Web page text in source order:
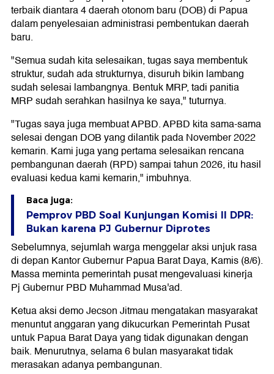
terbaik diantara 4 daerah otonom baru (DOB) di Papua
dalam penyelesaian administrasi pembentukan daerah
baru.
"Semua sudah kita selesaikan, tugas saya membentuk
struktur, sudah ada strukturnya, disuruh bikin lambang
sudah selesai lambangnya. Bentuk MRP, tadi panitia
MRP sudah serahkan hasilnya ke saya," tuturnya.
"Tugas saya juga membuat APBD. APBD kita sama-sama
selesai dengan DOB yang dilantik pada November 2022
kemarin. Kami juga yang pertama selesaikan rencana
pembangunan daerah (RPD) sampai tahun 2026, itu hasil
evaluasi kedua kami kemarin," imbuhnya.
Baca juga:
Pemprov PBD Soal Kunjungan Komisi II DPR:
Bukan karena PJ Gubernur Diprotes
Sebelumnya, sejumlah warga menggelar aksi unjuk rasa
di depan Kantor Gubernur Papua Barat Daya, Kamis (8/6).
Massa meminta pemerintah pusat mengevaluasi kinerja
Pj Gubernur PBD Muhammad Musa'ad.
Ketua aksi demo Jecson Jitmau mengatakan masyarakat
menuntut anggaran yang dikucurkan Pemerintah Pusat
untuk Papua Barat Daya yang tidak digunakan dengan
baik. Menurutnya, selama 6 bulan masyarakat tidak
merasakan adanya pembangunan.